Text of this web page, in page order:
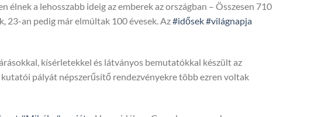
élnek a lehosszabb ideig az emberek az országban – Összesen 710
23-an pedig már elmúltak 100 évesek. Az#idősek#világnapja
kísérletekkel és látványos bemutatókkal készült az
pályát népszerűsítő rendezvényekre több ezren voltak